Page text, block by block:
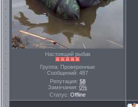
Настоящий рыбак
Группа: Проверенные
Сообщений: 487
Репутация: 58
Замечания: 0%
Статус: Offline